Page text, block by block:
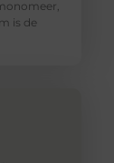
is de